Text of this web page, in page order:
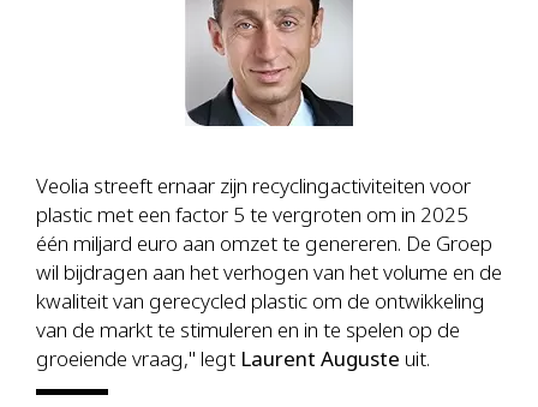
Veolia streeft ernaar zijn recyclingactiviteiten voor
plastic met een factor 5 te vergroten om in 2025
één miljard euro aan omzet te genereren. De Groep
wil bijdragen aan het verhogen van het volume en de
kwaliteit van gerecycled plastic om de ontwikkeling
van de markt te stimuleren en in te spelen op de
groeiende vraag," legt Laurent Auguste uit.